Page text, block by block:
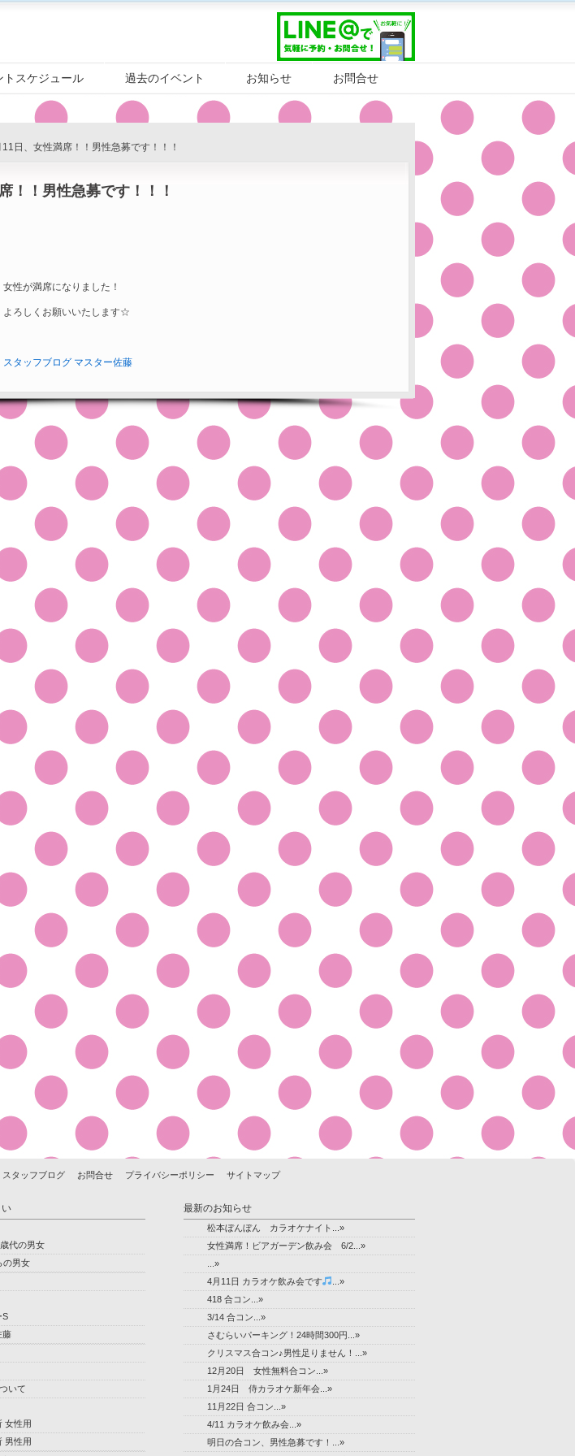
トスケジュール 過去のイベント お知らせ お問合せ
11日、女性満席！！男性急募です！！！
！！男性急募です！！！
性が満席になりました！
よろしくお願いいたします☆
スタッフブログ マスター佐藤
スタッフブログ お問合せ プライバシーポリシー サイトマップ
代の男女
の男女
S
藤
いて
女性用
男性用
最新のお知らせ
松本ぼんぼん カラオケナイト...»
女性満席！ビアガーデン飲み会 6/2...»
...»
4月11日 カラオケ飲み会です
...»
418 合コン...»
3/14 合コン...»
さむらいパーキング！24時間300円...»
クリスマス合コン♪男性足りません！...»
12月20日 女性無料合コン...»
1月24日 侍カラオケ新年会...»
11月22日 合コン...»
4/11 カラオケ飲み会...»
明日の合コン、男性急募です！...»